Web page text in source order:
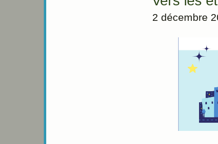
2 décembre